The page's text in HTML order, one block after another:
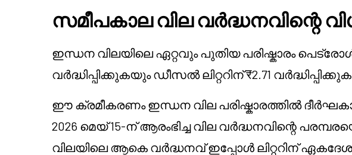
സമീപകാല വില വർദ്ധനവിന്റെ
ഇന്ധന വിലയിലെ ഏറ്റവും പുതിയ പരിഷ്കാരം പെട്രോൾ
വർദ്ധിപ്പിക്കുകയും ഡീസൽ ലിറ്ററിന് ₹2.71
ഈ ക്രമീകരണം ഇന്ധന വില പരിഷ്കാരത്തിൽ
2026 മെയ് 15-ന് ആരംഭിച്ച വില വർദ്ധനവിന്റെ
വിലയിലെ ആകെ വർദ്ധനവ് ഇപ്പോൾ ലിറ്ററിന്